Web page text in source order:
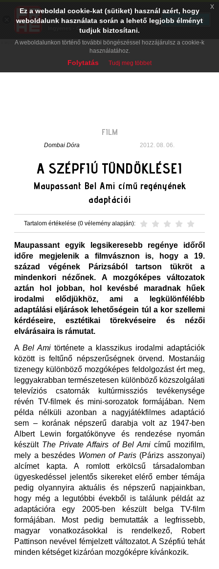
FILM
Dombai Dóra 2012. 08. 06.
A SZÉPFIÚ TÜNDÖKLÉSEI
Maupassant Bel Ami című regényének
adaptációi
Tartalom értékelése (0 vélemény alapján):
Maupassant egyik legsikeresebb regénye időről
időre megjelenik a filmvásznon is, hogy a 19.
század végének Párizsából tartson tükröt a
mindenkori nézőnek. A mozgóképes változatok
aztán hol jobban, hol kevésbé maradnak hűek
irodalmi elődjükhöz, ami a legkülönfélébb
adaptálási eljárások lehetőségein túl a kor szellemi
kérdéseire, esztétikai törekvéseire és nézői
elvárásaira is rámutat.
A Bel Ami története a klasszikus irodalmi adaptációk
között is feltűnő népszerűségnek örvend. Mostanáig
tizenegy különböző mozgóképes feldolgozást ért meg,
leggyakrabban természetesen különböző közszolgálati
televíziós csatornák kultúrmissziós tevékenysége
révén TV-filmek és mini-sorozatok formájában. Nem
példa nélküli azonban a nagyjátékfilmes adaptáció
sem – korának népszerű darabja volt az 1947-ben
Albert Lewin forgatókönyve és rendezése nyomán
készültThe Private Affairs of Bel Ami című mozifilm,
mely a beszédes Women of Paris(Párizs asszonyai)
alcímet kapta. A romlott erkölcsű társadalomban
ügyeskedéssel jelentős sikereket elérő ember témája
pedig olyannyira aktuális és népszerű napjainkban,
hogy még a legutóbbi évekből is találunk példát az
adaptációra egy 2005-ben készült belga TV-film
formájában. Most pedig bemutatták a legfrissebb,
magyar vonatkozásokkal is rendelkező, Robert
Pattinson nevével fémjelzett változatot. A Szépfiú tehát
minden kétséget kizáróan mozgóképre kívánkozik.
Ez a weboldal cookie-kat (sütiket) használ azért, hogy
weboldalunk használata során a lehető legjobb élményt
tudjuk biztosítani.
A weboldalunkon történő további böngészéssel hozzájárulsz a cookie-k
használatához.
Folytatás Tudj meg többet
x
PRAE.HU
Digital Evolution
Ingyenes - Google Play
TELEPÍTÉS